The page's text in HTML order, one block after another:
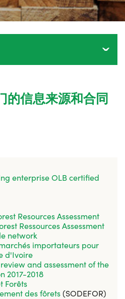
ˬ
的信息来源和合同
enterprise OLB certified
Resources Assessment
Ressources Assessment
network
importateurs pour
d'Ivoire
and assessment of the
2017-2018
Forêts
des fôrets(SODEFOR)